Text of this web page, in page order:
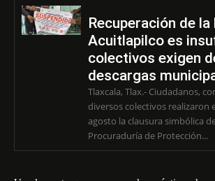
Recuperación de la
Acuitlapilco es
colectivos exigen
descargas
Tlaxcala, Tlax.- Ciudadanos,
diversos colectivos realizaron
agosto la clausura simbólica
Procuraduría de Protección...